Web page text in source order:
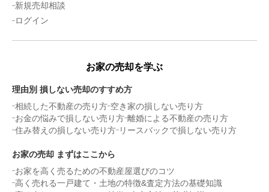
階数:8階 専有面積:72 ㎡
1,900 万円
庚午パークマンション
新規売却相談
ログイン
お家の売却を学ぶ
理由別 損しない売却のすすめ方
相続した不動産の売り方 空き家の損しない売り方
お金の悩みで損しない売り方 離婚による不動産の売り方
住み替えの損しない売り方 リースバックで損しない売り方
お家の売却 まずはここから
お家を高く売るための不動産屋選びのコツ
高く売れる一戸建て・土地の特徴&査定方法の基礎知識